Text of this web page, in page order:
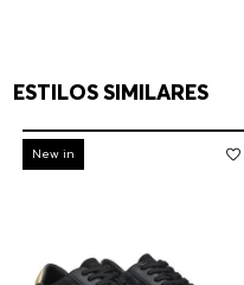
ESTILOS SIMILARES
-30%
New in